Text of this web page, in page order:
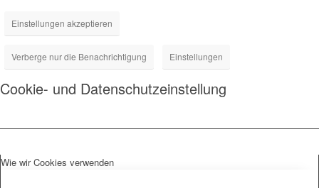
Einstellungen akzeptieren
Verberge nur die Benachrichtigung Einstellungen
Cookie- und Datenschutzeinstellung
Wie wir Cookies verwenden